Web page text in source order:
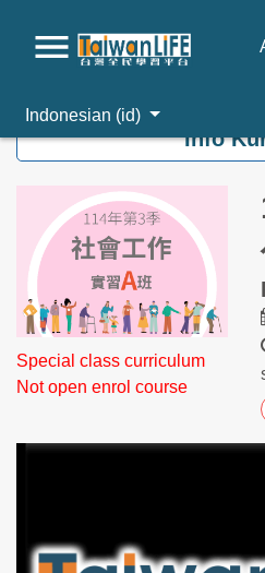
Indonesian ‎(id)‎
Info
Special class curriculum
Not open enrol course